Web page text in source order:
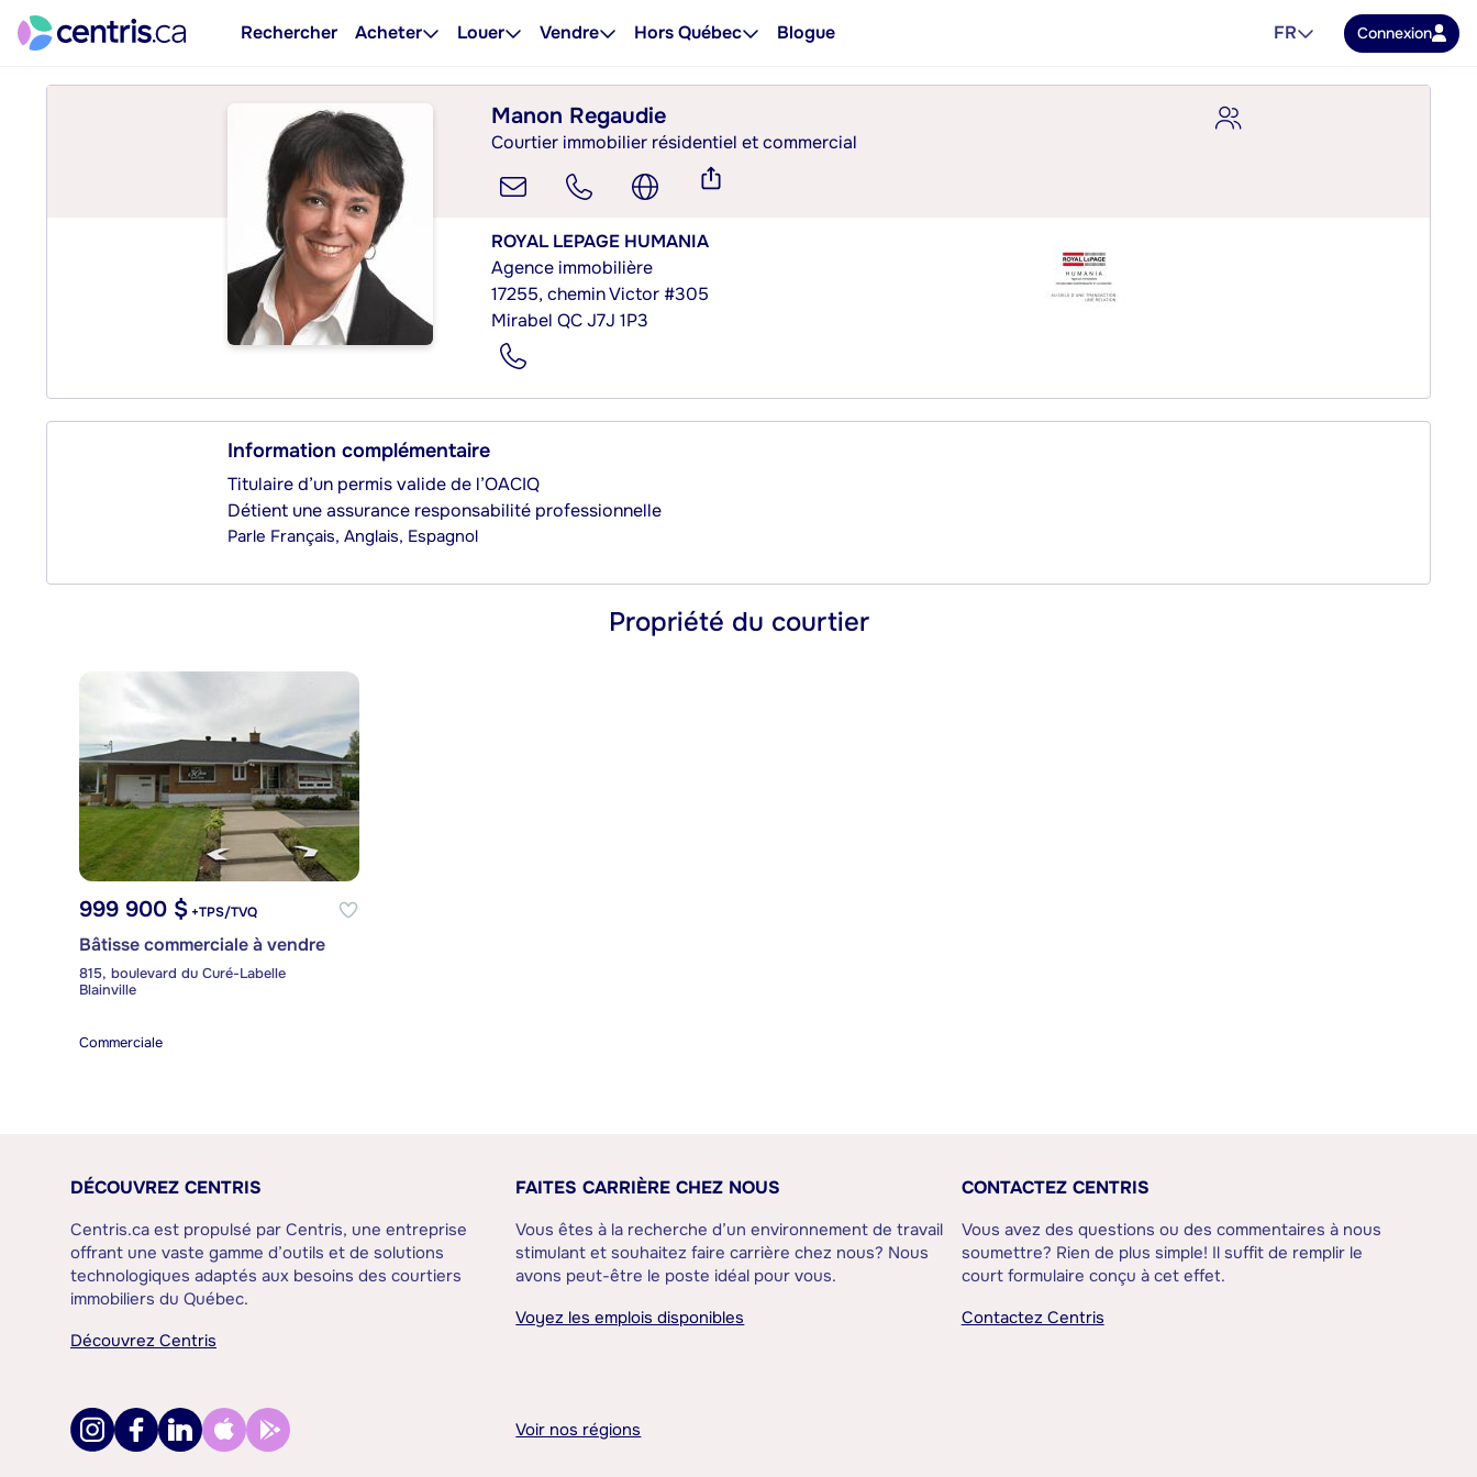
Rechercher Acheter Louer Vendre Hors Québec Blogue FR Connexion
Manon Regaudie
Courtier immobilier résidentiel et commercial
ROYAL LEPAGE HUMANIA
Agence immobilière
17255, chemin Victor #305
Mirabel QC J7J 1P3
Information complémentaire
Titulaire d’un permis valide de l’OACIQ
Détient une assurance responsabilité professionnelle
Parle Français, Anglais, Espagnol
Propriété du courtier
999 900 $ +TPS/TVQ
Bâtisse commerciale à vendre
815, boulevard du Curé-Labelle
Blainville
Commerciale
DÉCOUVREZ CENTRIS
Centris.ca est propulsé par Centris, une entreprise
offrant une vaste gamme d’outils et de solutions
technologiques adaptés aux besoins des courtiers
immobiliers du Québec.
Découvrez Centris
FAITES CARRIÈRE CHEZ NOUS
Vous êtes à la recherche d’un environnement de travail
stimulant et souhaitez faire carrière chez nous? Nous
avons peut-être le poste idéal pour vous.
Voyez les emplois disponibles
CONTACTEZ CENTRIS
Vous avez des questions ou des commentaires à nous
soumettre? Rien de plus simple! Il suffit de remplir le
court formulaire conçu à cet effet.
Contactez Centris
Voir nos régions